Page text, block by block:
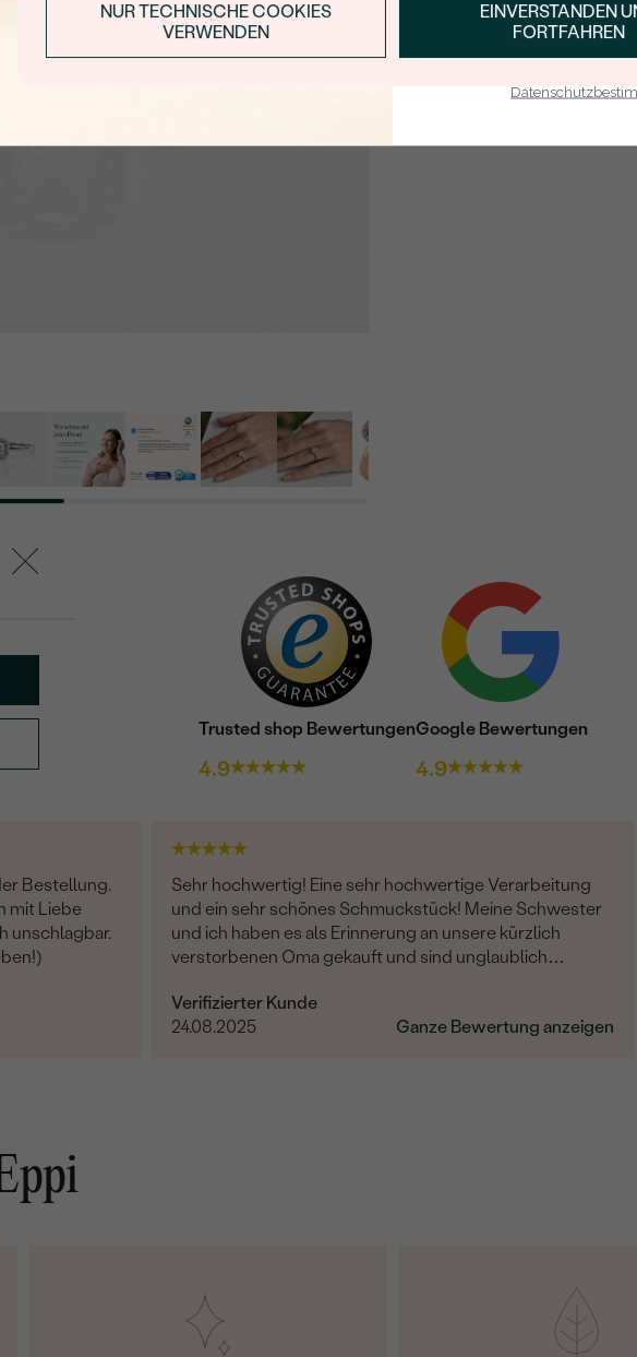
EINVERSTANDEN
FORTFAHREN
NUR TECHNISCHE COOKIES
VERWENDEN
Trusted shop Bewertungen
4.9
Google Bewertungen
4.9
Bestellung.
mit Liebe
unschlagbar.
Sehr hochwertig! Eine sehr hochwertige Verarbeitung
und ein sehr schönes Schmuckstück! Meine Schwester
und ich haben es als Erinnerung an unsere kürzlich
verstorbenen Oma gekauft und sind unglaublich
Eine absolute Empfehlung!
Verifizierter Kunde
24.08.2025
Ganze Bewertung anzeigen
ANMELDEN &
E-Mail-Adresse je bei uns in